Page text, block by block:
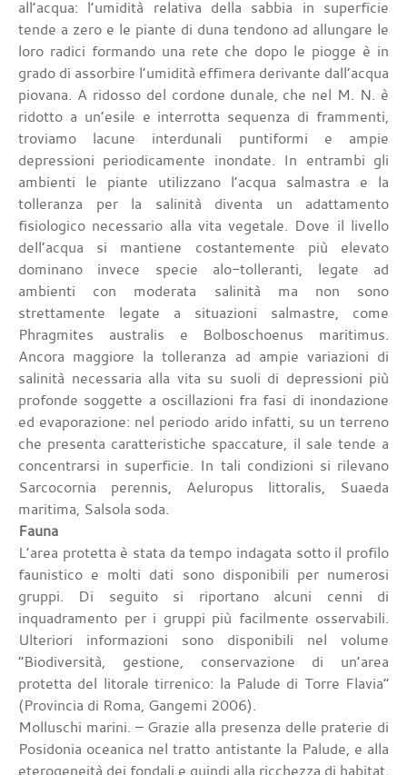
all’acqua: l’umidità relativa della sabbia in superficie
tende a zero e le piante di duna tendono ad allungare le
loro radici formando una rete che dopo le piogge è in
grado di assorbire l’umidità effimera derivante dall’acqua
piovana. A ridosso del cordone dunale, che nel M. N. è
ridotto a un’esile e interrotta sequenza di frammenti,
troviamo lacune interdunali puntiformi e ampie
depressioni periodicamente inondate. In entrambi gli
ambienti le piante utilizzano l’acqua salmastra e la
tolleranza per la salinità diventa un adattamento
fisiologico necessario alla vita vegetale. Dove il livello
dell’acqua si mantiene costantemente più elevato
dominano invece specie alo-tolleranti, legate ad
ambienti con moderata salinità ma non sono
strettamente legate a situazioni salmastre, come
Phragmites australis e Bolboschoenus maritimus.
Ancora maggiore la tolleranza ad ampie variazioni di
salinità necessaria alla vita su suoli di depressioni più
profonde soggette a oscillazioni fra fasi di inondazione
ed evaporazione: nel periodo arido infatti, su un terreno
che presenta caratteristiche spaccature, il sale tende a
concentrarsi in superficie. In tali condizioni si rilevano
Sarcocornia perennis, Aeluropus littoralis, Suaeda
maritima, Salsola soda.
Fauna
L’area protetta è stata da tempo indagata sotto il profilo
faunistico e molti dati sono disponibili per numerosi
gruppi. Di seguito si riportano alcuni cenni di
inquadramento per i gruppi più facilmente osservabili.
Ulteriori informazioni sono disponibili nel volume
“Biodiversità, gestione, conservazione di un’area
protetta del litorale tirrenico: la Palude di Torre Flavia”
(Provincia di Roma, Gangemi 2006).
Molluschi marini. – Grazie alla presenza delle praterie di
Posidonia oceanica nel tratto antistante la Palude, e alla
eterogeneità dei fondali e quindi alla ricchezza di habitat,